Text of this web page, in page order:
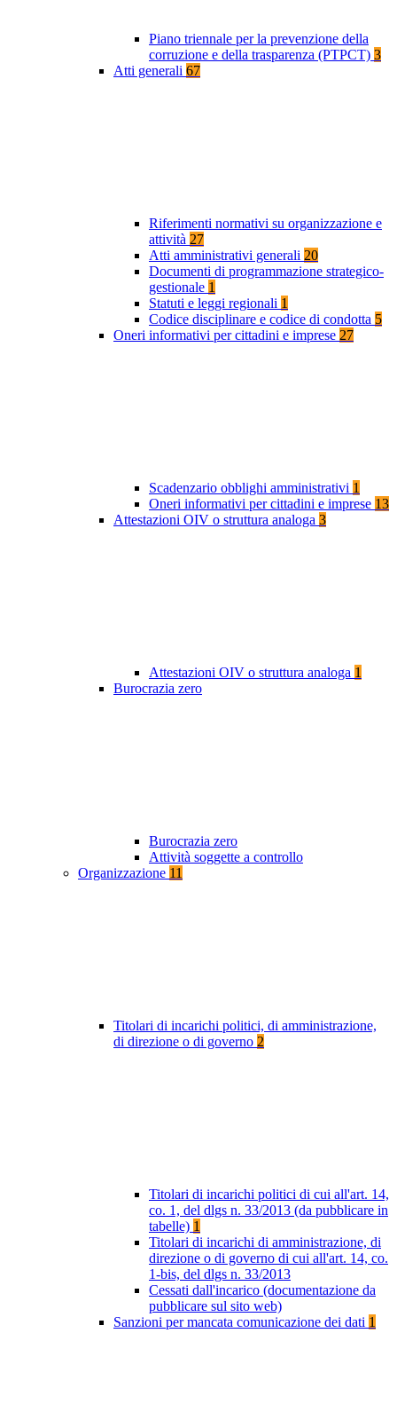
Piano triennale per la prevenzione della
corruzione e della trasparenza (PTPCT) 3
Atti generali 67
Riferimenti normativi su organizzazione e
attività 27
Atti amministrativi generali 20
Documenti di programmazione strategico-
gestionale 1
Statuti e leggi regionali 1
Codice disciplinare e codice di condotta 5
Oneri informativi per cittadini e imprese 27
Scadenzario obblighi amministrativi 1
Oneri informativi per cittadini e imprese 13
Attestazioni OIV o struttura analoga 3
Attestazioni OIV o struttura analoga 1
Burocrazia zero
Burocrazia zero
Attività soggette a controllo
Organizzazione 11
Titolari di incarichi politici, di amministrazione,
di direzione o di governo 2
Titolari di incarichi politici di cui all'art. 14,
co. 1, del dlgs n. 33/2013 (da pubblicare in
tabelle) 1
Titolari di incarichi di amministrazione, di
direzione o di governo di cui all'art. 14, co.
1-bis, del dlgs n. 33/2013
Cessati dall'incarico (documentazione da
pubblicare sul sito web)
Sanzioni per mancata comunicazione dei dati 1